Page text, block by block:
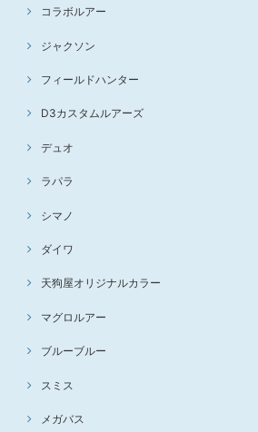
コラボルアー
ジャクソン
フィールドハンター
D3カスタムルアーズ
デュオ
ラパラ
シマノ
ダイワ
天狗屋オリジナルカラー
マグロルアー
ブルーブルー
スミス
メガバス